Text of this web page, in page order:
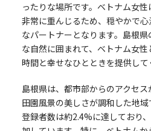
ったりな場所です。ベトナム女
非常に重んじるため、穏やかで
なパートナーとなります。島根
な自然に囲まれて、ベトナム女
時間と幸せなひとときを提供して
島根県は、都市部からのアクセ
田園風景の美しさが調和した地
登録者数は約2.4%に達しており